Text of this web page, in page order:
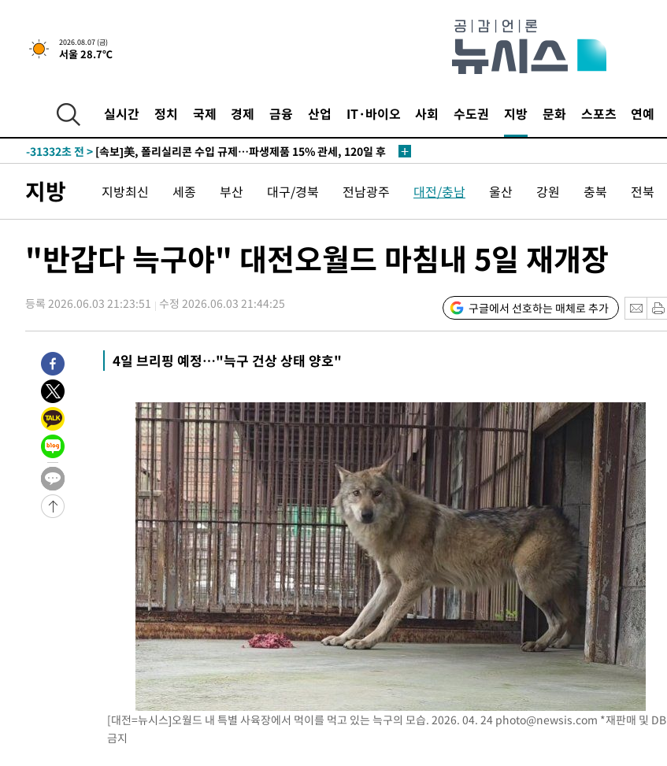
2026.08.07 (금)
서울 28.7℃
실시간 정치 국제 경제 금융 산업 IT·바이오 사회 수도권 지방 문화 스포츠 연예
-27183초 전 >
-31332초 전 > [속보]美, 폴리실리콘 수입 규제…파생제품 15% 관세, 120일 후
-27183초 전 >
[속보] 뉴욕증시, 일제 하락 마감…나스닥 0.06%↓
-31332초 전 >[속보]美, 폴리실리콘 수입 규제…파생제품 15% 관세, 120일 후
-27183초 전 >[속보] 뉴욕증시, 일제 하락 마감…나스닥 0.06%↓
지방 지방최신 세종 부산 대구/경북 전남광주 대전/충남 울산 강원 충북 전북
"반갑다 늑구야" 대전오월드 마침내 5일 재개장
등록 2026.06.03 21:23:51 수정 2026.06.03 21:44:25 구글에서 선호하는 매체로 추가
4일 브리핑 예정…"늑구 건상 상태 양호"
[대전=뉴시스]오월드 내 특별 사육장에서 먹이를 먹고 있는 늑구의 모습. 2026. 04. 24 photo@newsis.com *재판매 및 DB
금지